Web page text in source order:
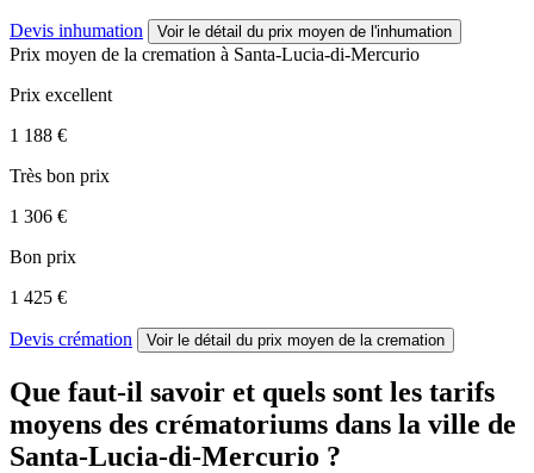
Devis inhumation Voir le détail du prix moyen de l'inhumation
Prix moyen de la cremation à Santa-Lucia-di-Mercurio
Prix excellent
1 188 €
Très bon prix
1 306 €
Bon prix
1 425 €
Devis crémation Voir le détail du prix moyen de la cremation
Que faut-il savoir et quels sont les tarifs
moyens des crématoriums dans la ville de
Santa-Lucia-di-Mercurio ?